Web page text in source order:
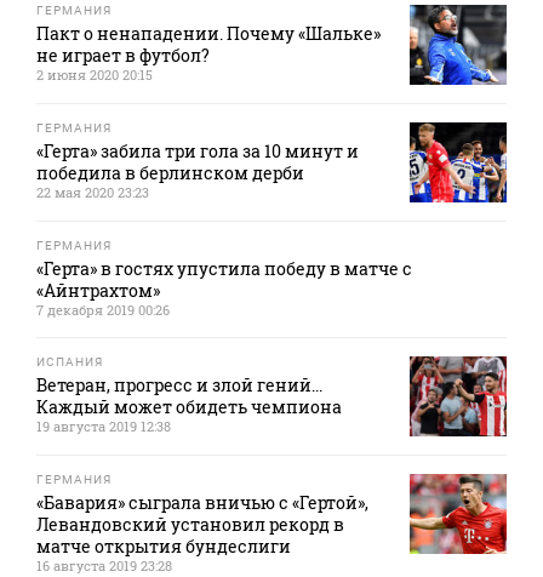
ГЕРМАНИЯ
Пакт о ненападении. Почему «Шальке»
не играет в футбол?
2 июня 2020 20:15
ГЕРМАНИЯ
«Герта» забила три гола за 10 минут и
победила в берлинском дерби
22 мая 2020 23:23
ГЕРМАНИЯ
«Герта» в гостях упустила победу в матче с
«Айнтрахтом»
7 декабря 2019 00:26
ИСПАНИЯ
Ветеран, прогресс и злой гений...
Каждый может обидеть чемпиона
19 августа 2019 12:38
ГЕРМАНИЯ
«Бавария» сыграла вничью с «Гертой»,
Левандовский установил рекорд в
матче открытия бундеслиги
16 августа 2019 23:28